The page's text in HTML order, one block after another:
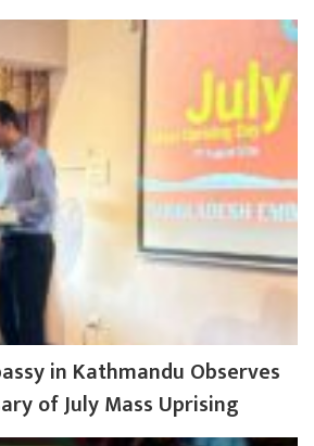
in Kathmandu Observes
of July Mass Uprising